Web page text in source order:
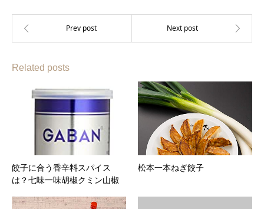
Related posts
餃子に合う香辛料スパイス
は？七味一味胡椒クミン山椒
松本一本ねぎ餃子